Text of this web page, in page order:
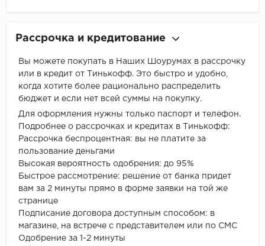
Рассрочка и кредитование
Вы можете покупать в Наших Шоурумах в рассрочку
или в кредит от Тинькофф. Это быстро и удобно,
когда хотите более рационально распределить
бюджет и если нет всей суммы на покупку.
Для оформления нужны только паспорт и телефон.
Подробнее о рассрочках и кредитах в Тинькофф:
Рассрочка беспроцентная: вы не платите за
пользование деньгами
Высокая вероятность одобрения: до 95%
Быстрое рассмотрение: решение от банка придет
вам за 2 минуты прямо в форме заявки на той же
странице
Подписание договора доступным способом: в
магазине, на встрече с представителем или по СМС
Одобрение за 1-2 минуты